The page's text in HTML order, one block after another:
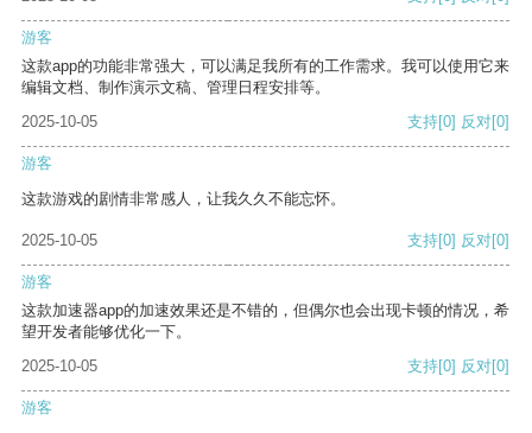
游客
这款app的功能非常强大，可以满足我所有的工作需求。我可以使用它来
编辑文档、制作演示文稿、管理日程安排等。
2025-10-05
支持[0] 反对[0]
游客
这款游戏的剧情非常感人，让我久久不能忘怀。
2025-10-05 支持[0] 反对[0]
游客
这款加速器app的加速效果还是不错的，但偶尔也会出现卡顿的情况，希
望开发者能够优化一下。
2025-10-05
支持[0] 反对[0]
游客